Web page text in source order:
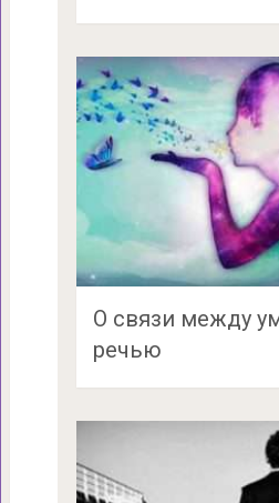
О связи между
речью